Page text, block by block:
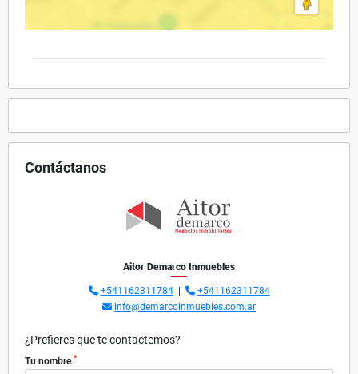
Contáctanos
Aitor Demarco Inmuebles
+541162311784|
+541162311784
info@demarcoinmuebles.com.ar
¿Prefieres que te contactemos?
Tu nombre *